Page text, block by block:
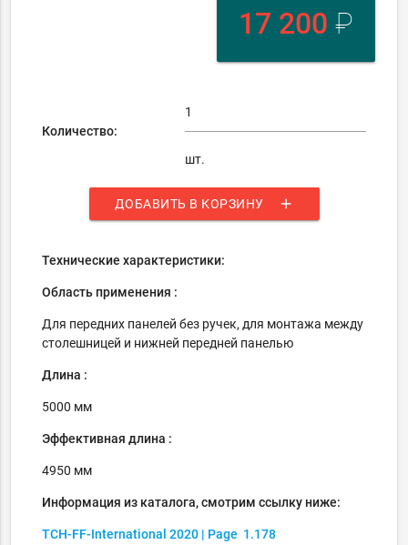
17 200 ₽
Количество:
шт.
ДОБАВИТЬ В КОРЗИНУ add
Технические характеристики:
Область применения :
Для передних панелей без ручек, для монтажа между
столешницей и нижней передней панелью
Длина :
5000 мм
Эффективная длина :
4950 мм
Информация из каталога, смотрим ссылку ниже:
TCH-FF-International 2020 | Page 1.178